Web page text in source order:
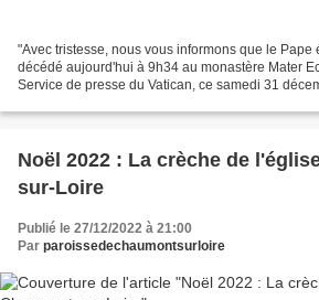
"Avec tristesse, nous vous informons que le Pape
décédé aujourd'hui à 9h34 au monastère Mater
Service de presse du Vatican, ce samedi 31
Noël 2022 : La crèche de
sur-Loire
Publié le 27/12/2022 à 21:00
Par paroissedechaumontsurloire